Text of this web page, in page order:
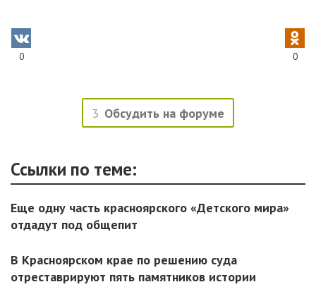
0 0
3 Обсудить на форуме
Ссылки по теме:
Еще одну часть красноярского «Детского мира»
отдадут под общепит
В Красноярском крае по решению суда
отреставрируют пять памятников истории